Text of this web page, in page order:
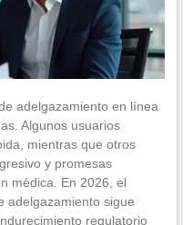
adelgazamiento en línea
Algunos usuarios
mientras que otros
y promesas
médica. En 2026, el
adelgazamiento sigue
regulatorio